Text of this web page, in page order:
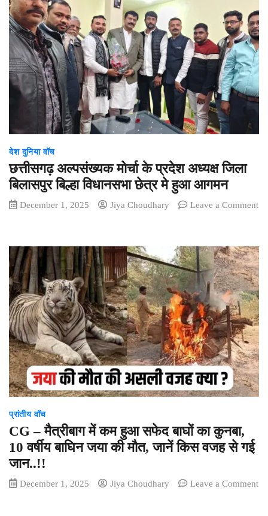
देश दुनिया वॉच
छत्तीसगढ़ अल्पसंख्यक मोर्चा के प्रदेश अध्यक्ष जिला
बिलासपुर बिल्हा विधानसभा छेत्र मे हुआ आगमन
December 1, 2025 Jiya Choudhary
Leave a Comment
मोर्चा
के
प्रदेश
अध्यक्ष
जिला
बिलासपुर
बिल्हा
विधानसभा
छेत्र
मे
हुआ
प्रांतीय वॉच
CG – मैत्रीबाग में कम हुआ सफेद बाघों का कुनबा,
10 वर्षीय बाघिन जया की मौत, जानें किस वजह से गई
जान..!!
December 1, 2025 Jiya Choudhary
Leave a Comment